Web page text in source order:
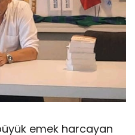
emek harcayan